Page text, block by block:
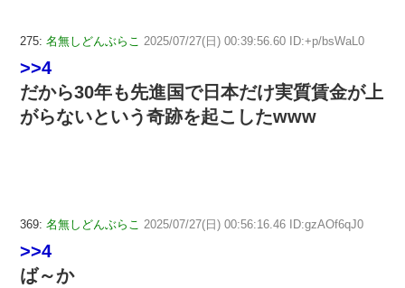
275: 名無しどんぶらこ 2025/07/27(日) 00:39:56.60 ID:+p/bsWaL0
>>4
だから30年も先進国で日本だけ実質賃金が上
がらないという奇跡を起こしたwww
369: 名無しどんぶらこ 2025/07/27(日) 00:56:16.46 ID:gzAOf6qJ0
>>4
ば～か